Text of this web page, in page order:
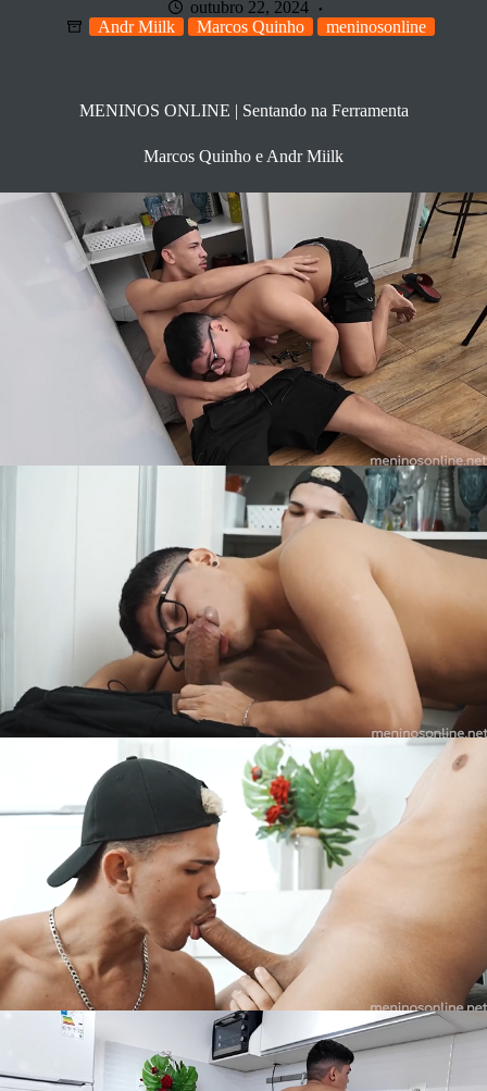
outubro 22, 2024
Andr Miilk
Marcos Quinho meninosonline
MENINOS ONLINE | Sentando na Ferramenta
Marcos Quinho e Andr Miilk